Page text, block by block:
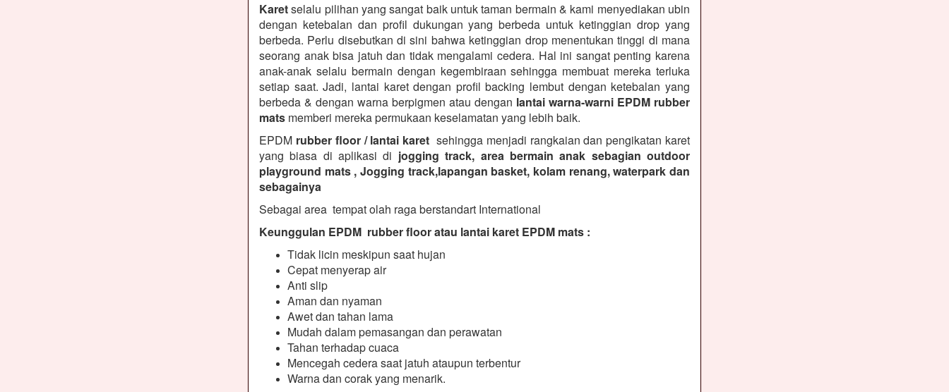
Karetselalu pilihan yang sangat baik untuk taman bermain & kami menyediakan ubin
dengan ketebalan dan profil dukungan yang berbeda untuk ketinggian drop yang
berbeda. Perlu disebutkan di sini bahwa ketinggian drop menentukan tinggi di mana
seorang anak bisa jatuh dan tidak mengalami cedera. Hal ini sangat penting karena
anak-anak selalu bermain dengan kegembiraan sehingga membuat mereka terluka
setiap saat. Jadi, lantai karet dengan profil backing lembut dengan ketebalan yang
berbeda & dengan warna berpigmen atau dengan lantai warna-warni EPDM rubber
mats memberi mereka permukaan keselamatan yang lebih baik.
EPDM rubber floor / lantai karet sehingga menjadi rangkaian dan pengikatan karet
yang biasa di aplikasi di jogging track, area bermain anak sebagian outdoor
playground mats , Jogging track,lapangan basket, kolam renang, waterpark dan
sebagainya
Sebagai area tempat olah raga berstandart International
Keunggulan EPDM rubber floor atau lantai karet EPDM mats :
Tidak licin meskipun saat hujan
Cepat menyerap air
Anti slip
Aman dan nyaman
Awet dan tahan lama
Mudah dalam pemasangan dan perawatan
Tahan terhadap cuaca
Mencegah cedera saat jatuh ataupun terbentur
Warna dan corak yang menarik.